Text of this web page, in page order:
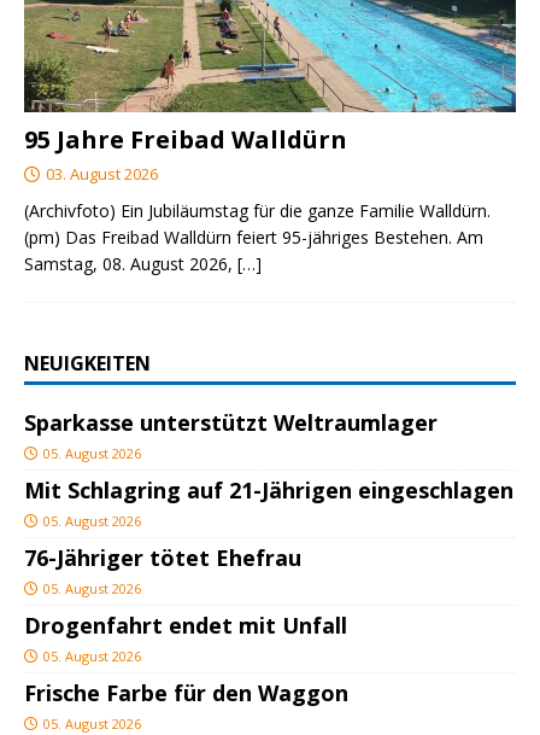
95 Jahre Freibad Walldürn
03. August 2026
(Archivfoto) Ein Jubiläumstag für die ganze Familie Walldürn.
(pm) Das Freibad Walldürn feiert 95-jähriges Bestehen. Am
Samstag, 08. August 2026, […]
NEUIGKEITEN
Sparkasse unterstützt Weltraumlager
05. August 2026
Mit Schlagring auf 21-Jährigen eingeschlagen
05. August 2026
76-Jähriger tötet Ehefrau
05. August 2026
Drogenfahrt endet mit Unfall
05. August 2026
Frische Farbe für den Waggon
05. August 2026